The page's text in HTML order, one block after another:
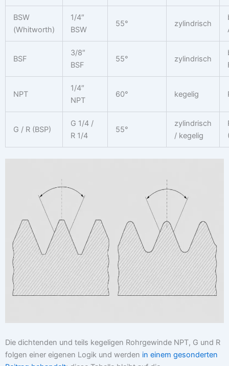
BSW
(Whitworth)
1/4″
BSW
55° zylindrisch
BSF
3/8″
BSF
55° zylindrisch
NPT
1/4″
NPT
60° kegelig
G / R (BSP)
G 1/4 /
R 1/4
55°
zylindrisch
/ kegelig
Die dichtenden und teils kegeligen Rohrgewinde NPT, G und R
folgen einer eigenen Logik und werden in einem gesonderten